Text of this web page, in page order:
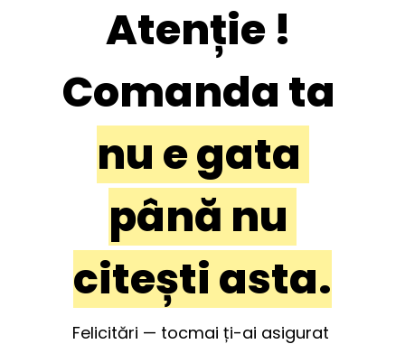
Atenție !
nu e gata
până nu
citești asta.